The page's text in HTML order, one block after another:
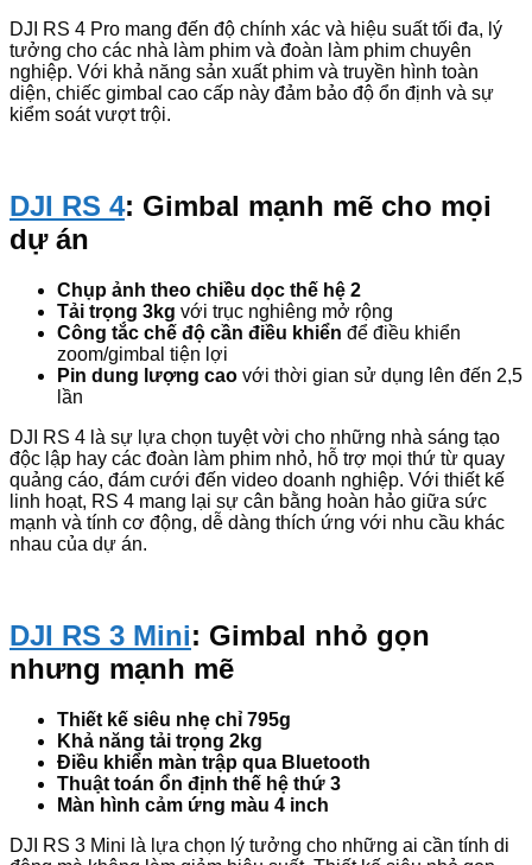
DJI RS 4 Pro mang đến độ chính xác và hiệu suất tối đa, lý
tưởng cho các nhà làm phim và đoàn làm phim chuyên
nghiệp. Với khả năng sản xuất phim và truyền hình toàn
diện, chiếc gimbal cao cấp này đảm bảo độ ổn định và sự
kiểm soát vượt trội.
DJI RS 4: Gimbal mạnh mẽ cho mọi
dự án
Chụp ảnh theo chiều dọc thế hệ 2
Tải trọng 3kg với trục nghiêng mở rộng
Công tắc chế độ cần điều khiển để điều khiển
zoom/gimbal tiện lợi
Pin dung lượng cao với thời gian sử dụng lên đến 2,5
lần
DJI RS 4 là sự lựa chọn tuyệt vời cho những nhà sáng tạo
độc lập hay các đoàn làm phim nhỏ, hỗ trợ mọi thứ từ quay
quảng cáo, đám cưới đến video doanh nghiệp. Với thiết kế
linh hoạt, RS 4 mang lại sự cân bằng hoàn hảo giữa sức
mạnh và tính cơ động, dễ dàng thích ứng với nhu cầu khác
nhau của dự án.
DJI RS 3 Mini: Gimbal nhỏ gọn
nhưng mạnh mẽ
Thiết kế siêu nhẹ chỉ 795g
Khả năng tải trọng 2kg
Điều khiển màn trập qua Bluetooth
Thuật toán ổn định thế hệ thứ 3
Màn hình cảm ứng màu 4 inch
DJI RS 3 Mini là lựa chọn lý tưởng cho những ai cần tính di